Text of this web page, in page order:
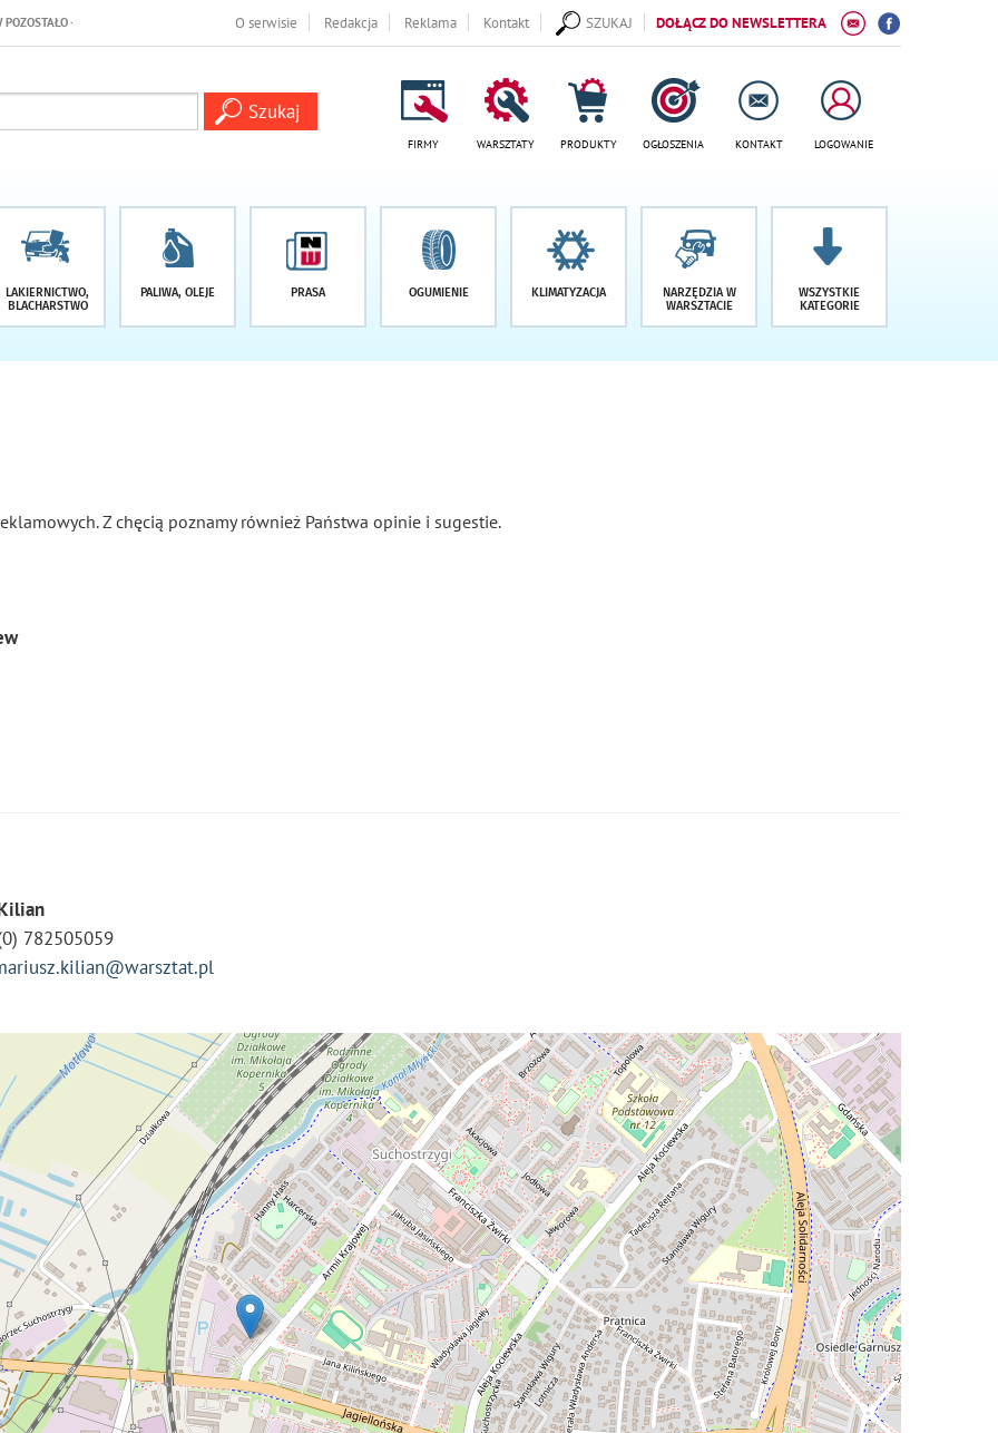
-1 DNI O serwisie Redakcja Reklama Kontakt DOŁĄCZ DO NEWSLETTERA
SZUKAJ
FIRMY WARSZTATY PRODUKTY OGŁOSZENIA KONTAKT LOGOWANIE
LAKIERNICTWO,
BLACHARSTWO
PALIWA, OLEJE PRASA OGUMIENIE KLIMATYZACJA
NARZĘDZIA W
WARSZTACIE
WSZYSTKIE
KATEGORIE
Z chęcią poznamy również Państwa opinie i sugestie.
782505059